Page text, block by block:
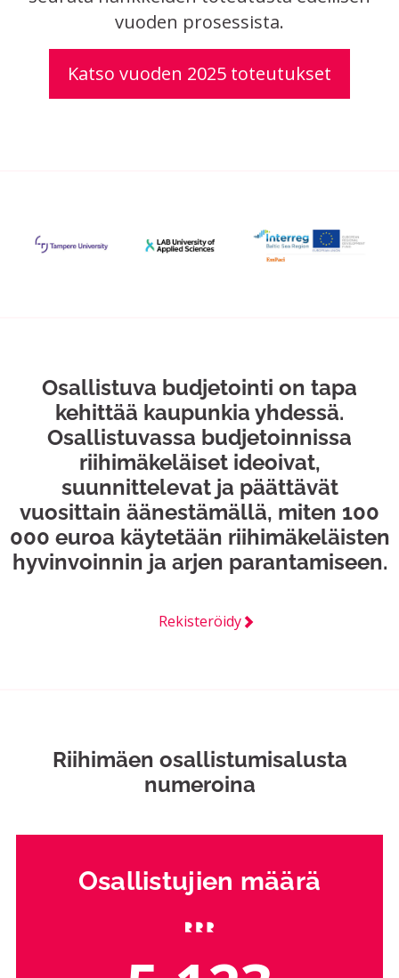
vuoden prosessista.
Katso vuoden 2025 toteutukset
Osallistuva budjetointi on tapa
kehittää kaupunkia yhdessä.
Osallistuvassa budjetoinnissa
riihimäkeläiset ideoivat,
suunnittelevat ja päättävät
vuosittain äänestämällä, miten 100
000 euroa käytetään riihimäkeläisten
hyvinvoinnin ja arjen parantamiseen.
Rekisteröidy
Riihimäen osallistumisalusta
numeroina
Osallistujien määrä